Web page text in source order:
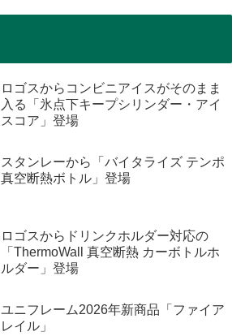
ロゴスからコンビニアイスがそのまま
入る「氷点下キープシリンダー・アイ
スコア」登場
スタンレーから「バイタライズ テンポ
真空断熱ボトル」登場
ロゴスからドリンクホルダー対応の
「ThermoWall 真空断熱 カーボトルホ
ルダー」登場
ユニフレーム2026年新商品「ファイア
レイル」